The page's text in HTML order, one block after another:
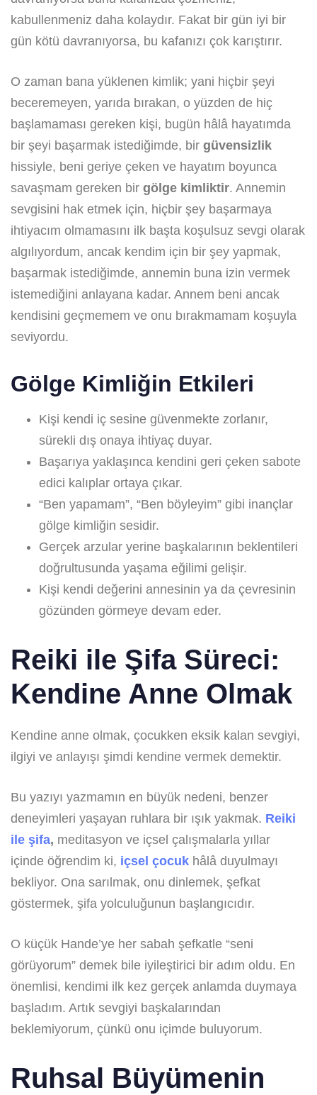
kabullenmeniz daha kolaydır. Fakat bir gün iyi bir
gün kötü davranıyorsa, bu kafanızı çok karıştırır.
O zaman bana yüklenen kimlik; yani hiçbir şeyi
beceremeyen, yarıda bırakan, o yüzden de hiç
başlamaması gereken kişi, bugün hâlâ hayatımda
bir şeyi başarmak istediğimde, bir güvensizlik
hissiyle, beni geriye çeken ve hayatım boyunca
savaşmam gereken bir gölge kimliktir. Annemin
sevgisini hak etmek için, hiçbir şey başarmaya
ihtiyacım olmamasını ilk başta koşulsuz sevgi olarak
algılıyordum, ancak kendim için bir şey yapmak,
başarmak istediğimde, annemin buna izin vermek
istemediğini anlayana kadar. Annem beni ancak
kendisini geçmemem ve onu bırakmamam koşuyla
seviyordu.
Gölge Kimliğin Etkileri
Kişi kendi iç sesine güvenmekte zorlanır,
sürekli dış onaya ihtiyaç duyar.
Başarıya yaklaşınca kendini geri çeken sabote
edici kalıplar ortaya çıkar.
“Ben yapamam”, “Ben böyleyim” gibi inançlar
gölge kimliğin sesidir.
Gerçek arzular yerine başkalarının beklentileri
doğrultusunda yaşama eğilimi gelişir.
Kişi kendi değerini annesinin ya da çevresinin
gözünden görmeye devam eder.
Reiki ile Şifa Süreci:
Kendine Anne Olmak
Kendine anne olmak, çocukken eksik kalan sevgiyi,
ilgiyi ve anlayışı şimdi kendine vermek demektir.
Bu yazıyı yazmamın en büyük nedeni, benzer
deneyimleri yaşayan ruhlara bir ışık yakmak. Reiki
ile şifa, meditasyon ve içsel çalışmalarla yıllar
içinde öğrendim ki, içsel çocuk hâlâ duyulmayı
bekliyor. Ona sarılmak, onu dinlemek, şefkat
göstermek, şifa yolculuğunun başlangıcıdır.
O küçük Hande’ye her sabah şefkatle “seni
görüyorum” demek bile iyileştirici bir adım oldu. En
önemlisi, kendimi ilk kez gerçek anlamda duymaya
başladım. Artık sevgiyi başkalarından
beklemiyorum, çünkü onu içimde buluyorum.
Ruhsal Büyümenin